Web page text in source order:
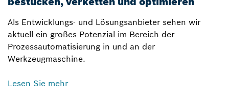
Als Entwicklungs- und Lösungsanbieter sehen wir
aktuell ein großes Potenzial im Bereich der
Prozessautomatisierung in und an der
Werkzeugmaschine.
Lesen Sie mehr